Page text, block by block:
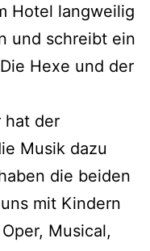
Hotel langweilig
und schreibt ein
Hexe und der
hat der
Musik dazu
die beiden
mit Kindern
Musical,